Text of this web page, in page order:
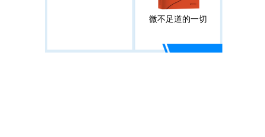
微不足道的一切